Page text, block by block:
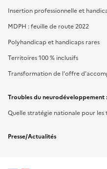
Insertion professionnelle et
MDPH : feuille de route 2022
Polyhandicap et handicaps rares
Territoires 100 % inclusifs
Transformation de l'offre
Troubles du neurodéveloppement
Quelle stratégie nationale pour
Presse/Actualités